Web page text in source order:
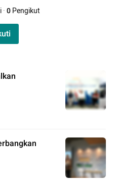
·0Pengikut